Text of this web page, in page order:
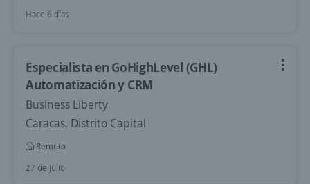
Hace 6 días
Especialista en GoHighLevel (GHL)
Automatización y CRM
Business Liberty
Caracas, Distrito Capital
Remoto
27 de julio